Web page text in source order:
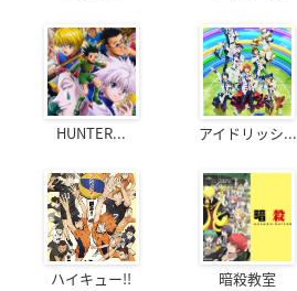
HUNTER... アイドリッシ...
ハイキュー!! 暗殺教室